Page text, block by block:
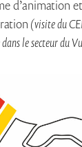
d’animation
(visite du
le secteur du